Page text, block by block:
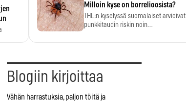
Milloin kyse on borrelioosista?
THL:n kyselyssä suomalaiset arvioivat
punkkitaudin riskin noin
Blogiin kirjoittaa
Vähän harrastuksia, paljon töitä ja